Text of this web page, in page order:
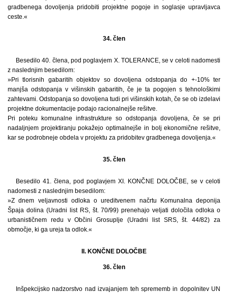
gradbenega dovoljenja pridobiti projektne pogoje in soglasje upravljavca
ceste.«
34. člen
Besedilo 40. člena, pod poglavjem X. TOLERANCE, se v celoti nadomesti
z naslednjim besedilom:
»Pri tlorisnih gabaritih objektov so dovoljena odstopanja do +-10% ter
manjša odstopanja v višinskih gabaritih, če je ta pogojen s tehnološkimi
zahtevami. Odstopanja so dovoljena tudi pri višinskih kotah, če se ob izdelavi
projektne dokumentacije podajo racionalnejše rešitve.
Pri poteku komunalne infrastrukture so odstopanja dovoljena, če se pri
nadaljnjem projektiranju pokažejo optimalnejše in bolj ekonomične rešitve,
kar se podrobneje obdela v projektu za pridobitev gradbenega dovoljenja.«
35. člen
Besedilo 41. člena, pod poglavjem XI. KONČNE DOLOČBE, se v celoti
nadomesti z naslednjim besedilom:
»Z dnem veljavnosti odloka o ureditvenem načrtu Komunalna deponija
Špaja dolina (Uradni list RS, št. 70/99) prenehajo veljati določila odloka o
urbanističnem redu v Občini Grosuplje (Uradni list SRS, št. 44/82) za
območje, ki ga ureja ta odlok.«
II. KONČNE DOLOČBE
36. člen
Inšpekcijsko nadzorstvo nad izvajanjem teh sprememb in dopolnitev UN